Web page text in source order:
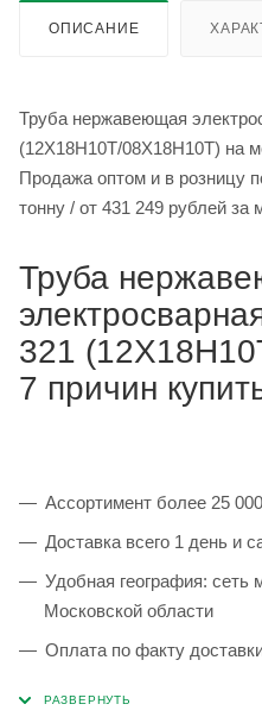
ОПИСАНИЕ
Труба нержавеющая
(12Х18Н10Т/08Х18Н10Т) на
Продажа оптом и в розницу
тонну / от 431 249 рублей
Труба
321
7 причин
Ассортимент более 25
Доставка всего 1 день и
Удобная география: сеть
Московской области
Оплата по факту